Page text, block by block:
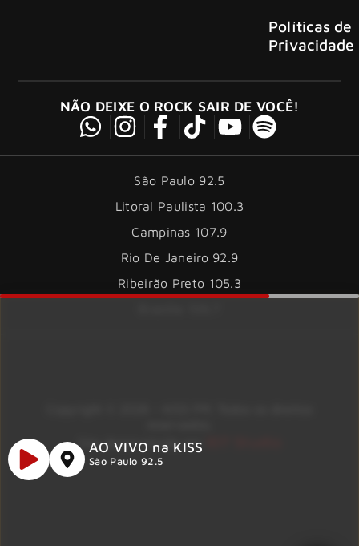
Políticas de
Privacidade
NÃO DEIXE O ROCK SAIR DE VOCÊ!
São Paulo 92.5
Litoral Paulista 100.3
Campinas 107.9
Rio De Janeiro 92.9
Ribeirão Preto 105.3
Site desenvolvido por
AO VIVO na KISS
São Paulo 92.5